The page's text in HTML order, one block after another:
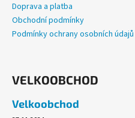
Doprava a platba
Obchodní podmínky
Podmínky ochrany osobních údajů
VELKOOBCHOD
Velkoobchod